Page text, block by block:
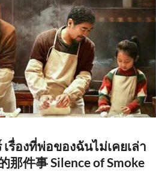
รื่องที่พ่อของฉันไม่เคยเล่า
那件事 Silence of Smoke